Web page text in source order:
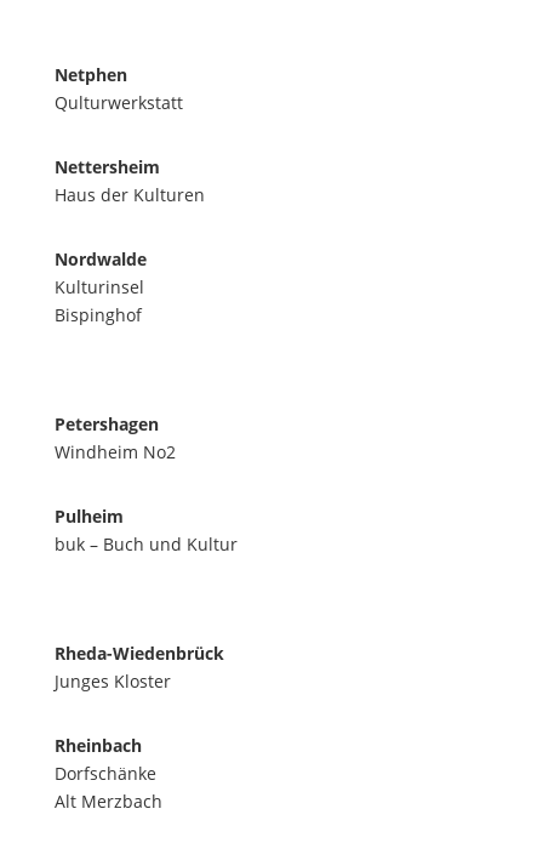
Netphen
Qulturwerkstatt
Nettersheim
Haus der Kulturen
Nordwalde
Kulturinsel
Bispinghof
Petershagen
Windheim No2
Pulheim
buk – Buch und Kultur
Rheda-Wiedenbrück
Junges Kloster
Rheinbach
Dorfschänke
Alt Merzbach